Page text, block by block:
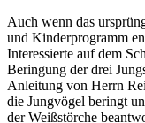
Auch wenn das
und Kinderprogramm
Interessierte auf dem
Beringung der drei
Anleitung von Herrn
die Jungvögel beringt
der Weißstörche